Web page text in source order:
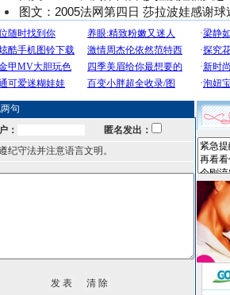
图文：2005法网第四日 莎拉波娃感谢球
句
匿名发出：
纪守法并注意语言文明。